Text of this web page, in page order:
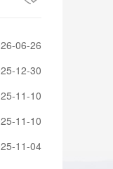
06-26
12-30
11-10
11-10
11-04